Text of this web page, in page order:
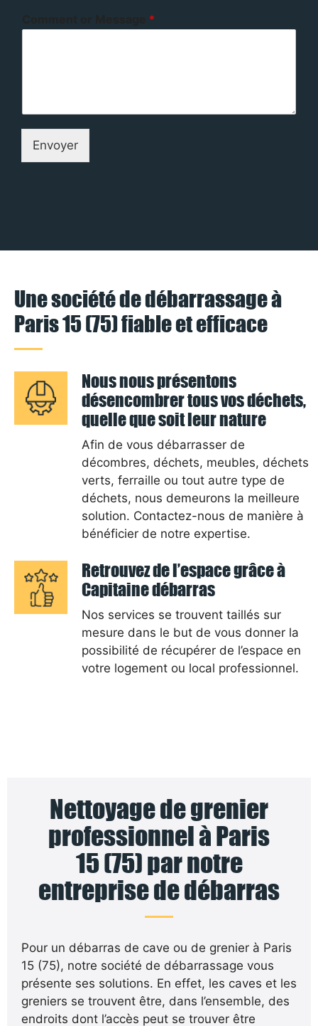
*
Envoyer
Une société de débarrassage à
Paris 15 (75) fiable et efficace
Nous nous présentons
désencombrer tous vos déchets,
quelle que soit leur nature
Afin de vous débarrasser de
décombres, déchets, meubles, déchets
verts, ferraille ou tout autre type de
déchets, nous demeurons la meilleure
solution. Contactez-nous de manière à
bénéficier de notre expertise.
Retrouvez de l’espace grâce à
Capitaine débarras
Nos services se trouvent taillés sur
mesure dans le but de vous donner la
possibilité de récupérer de l’espace en
votre logement ou local professionnel.
Nettoyage de grenier
professionnel à Paris
15 (75) par notre
entreprise de débarras
Pour un débarras de cave ou de grenier à Paris
15 (75), notre société de débarrassage vous
présente ses solutions. En effet, les caves et les
greniers se trouvent être, dans l’ensemble, des
endroits dont l’accès peut se trouver être